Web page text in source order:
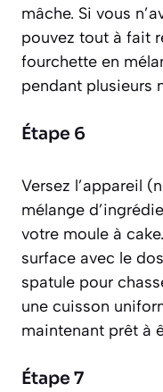
mâche. Si vous
pouvez tout à fait
fourchette en
pendant plusieurs
Étape 6
Versez l’appareil
mélange
votre moule à
surface avec le
spatule pour
une cuisson
maintenant prêt à
Étape 7